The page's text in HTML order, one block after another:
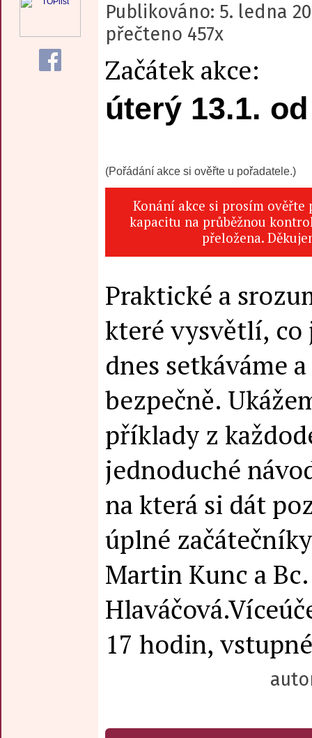
Publikováno: 5. ledna
přečteno 457x
Začátek akce:
úterý 13.1.
(Pořádání akce si ověřte u pořadatele.)
Konání akce si prosím ověřte
kapacitu na průběžnou
přeložena.
Praktické a
které vysvětlí, co
dnes setkáváme
bezpečně.
příklady z
jednoduché
na která si dát
úplné
Martin Kunc a
17 hodin,